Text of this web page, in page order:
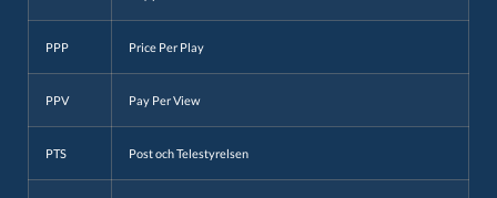
PPP Price Per Play
PPV Pay Per View
PTS Post och Telestyrelsen